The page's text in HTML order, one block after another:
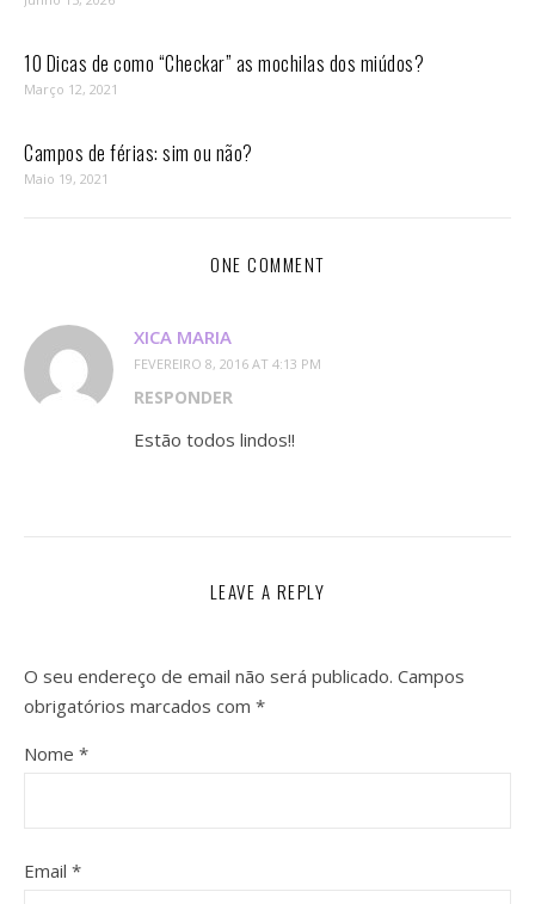
10 Dicas de como “Checkar” as mochilas dos miúdos?
Março 12, 2021
Campos de férias: sim ou não?
Maio 19, 2021
ONE COMMENT
XICA MARIA
FEVEREIRO 8, 2016 AT 4:13 PM
RESPONDER
Estão todos lindos!!
LEAVE A REPLY
O seu endereço de email não será publicado. Campos
obrigatórios marcados com *
Nome *
Email *